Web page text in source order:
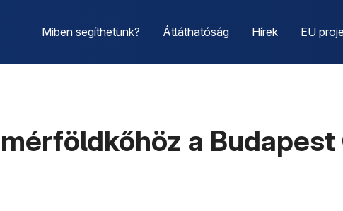
Miben segíthetünk? Átláthatóság Hírek EU
a Budapest